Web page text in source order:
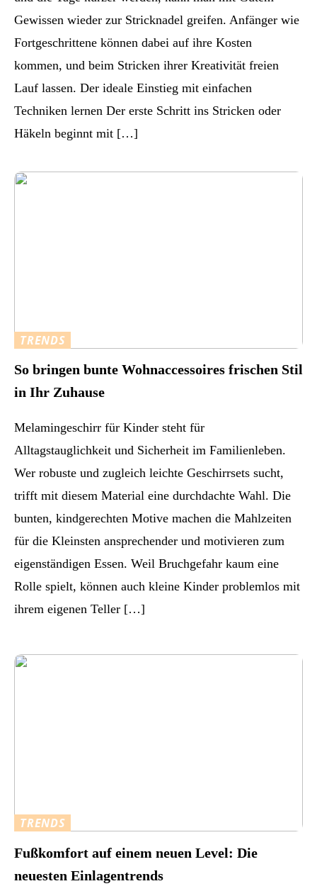
Gewissen wieder zur Stricknadel greifen. Anfänger wie
Fortgeschrittene können dabei auf ihre Kosten
kommen, und beim Stricken ihrer Kreativität freien
Lauf lassen. Der ideale Einstieg mit einfachen
Techniken lernen Der erste Schritt ins Stricken oder
Häkeln beginnt mit […]
TRENDS
So bringen bunte Wohnaccessoires frischen Stil
in Ihr Zuhause
Melamingeschirr für Kinder steht für
Alltagstauglichkeit und Sicherheit im Familienleben.
Wer robuste und zugleich leichte Geschirrsets sucht,
trifft mit diesem Material eine durchdachte Wahl. Die
bunten, kindgerechten Motive machen die Mahlzeiten
für die Kleinsten ansprechender und motivieren zum
eigenständigen Essen. Weil Bruchgefahr kaum eine
Rolle spielt, können auch kleine Kinder problemlos mit
ihrem eigenen Teller […]
TRENDS
Fußkomfort auf einem neuen Level: Die
neuesten Einlagentrends